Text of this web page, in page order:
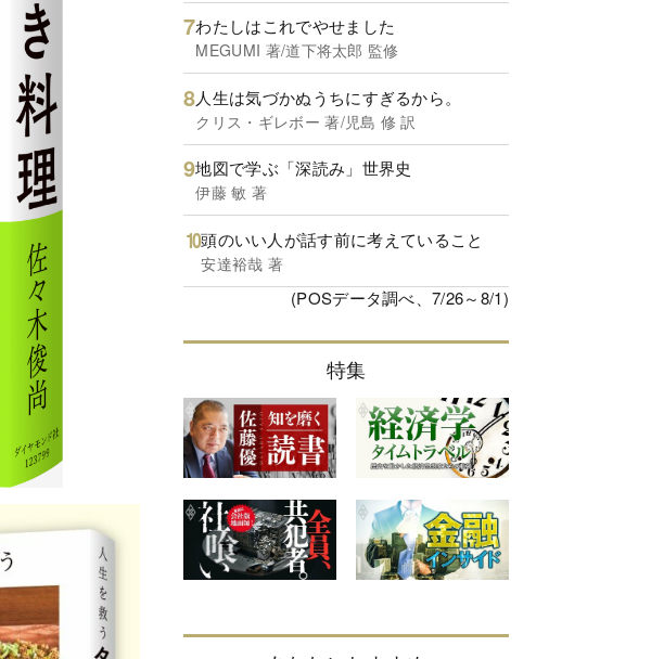
わたしはこれでやせました
MEGUMI 著/道下将太郎 監修
人生は気づかぬうちにすぎるから。
クリス・ギレボー 著/児島 修 訳
地図で学ぶ「深読み」世界史
伊藤 敏 著
頭のいい人が話す前に考えていること
安達裕哉 著
(POSデータ調べ、7/26～8/1)
特集